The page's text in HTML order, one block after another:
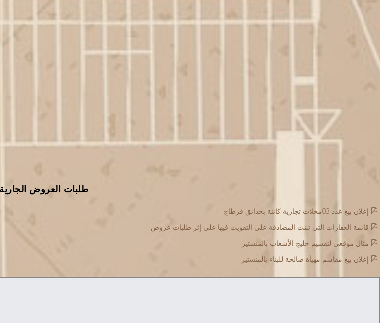
طلبات العروض الجارية
إعلان بيع عدد 03محلات تجارية كائنة بحدائق قرطاج
قائمة العقارات التي تمّت المصادقة على التفويت فيها على إثر طلبات عروض
مثال موقعي لتقسيم خليج الأشعاب بالمنستير
إعلان بيع مقاسم مهيأة صالحة للبناء بالمنستير